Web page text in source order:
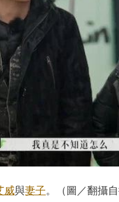
威與妻子。（圖／翻攝自